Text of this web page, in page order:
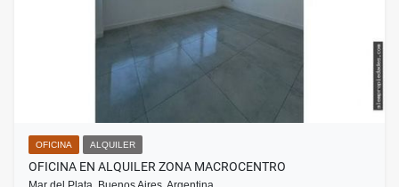
OFICINA ALQUILER
OFICINA EN ALQUILER ZONA MACROCENTRO